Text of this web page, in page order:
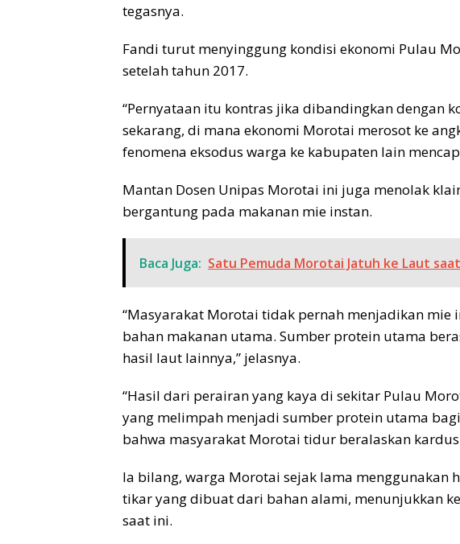
tegasnya.
Fandi turut menyinggung kondisi ekonomi Pulau
setelah tahun 2017.
“Pernyataan itu kontras jika dibandingkan dengan
sekarang, di mana ekonomi Morotai merosot ke
fenomena eksodus warga ke kabupaten lain
Mantan Dosen Unipas Morotai ini juga menolak
bergantung pada makanan mie instan.
Baca Juga: Satu Pemuda Morotai Jatuh ke Laut
“Masyarakat Morotai tidak pernah menjadikan mie
bahan makanan utama. Sumber protein utama
hasil laut lainnya,” jelasnya.
“Hasil dari perairan yang kaya di sekitar Pulau
yang melimpah menjadi sumber protein utama
bahwa masyarakat Morotai tidur beralaskan
Ia bilang, warga Morotai sejak lama menggunakan
tikar yang dibuat dari bahan alami, menunjukkan
saat ini.